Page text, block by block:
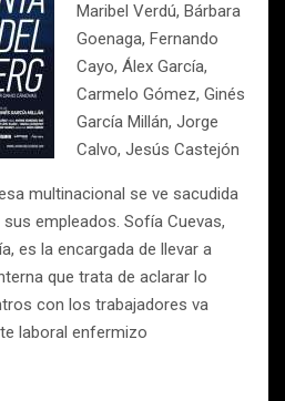
Maribel Verdú, Bárbara
Goenaga, Fernando
Cayo, Álex García,
Carmelo Gómez, Ginés
García Millán, Jorge
Calvo, Jesús Castejón
multinacional se ve sacudida
empleados. Sofía Cuevas,
es la encargada de llevar a
que trata de aclarar lo
con los trabajadores va
laboral enfermizo